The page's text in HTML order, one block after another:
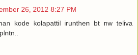
26, 2012 8:27 PM
kode kolapattil irunthen bt nw teliva